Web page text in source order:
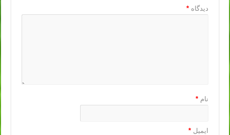
دیدگاه*
نام*
ایمیل*